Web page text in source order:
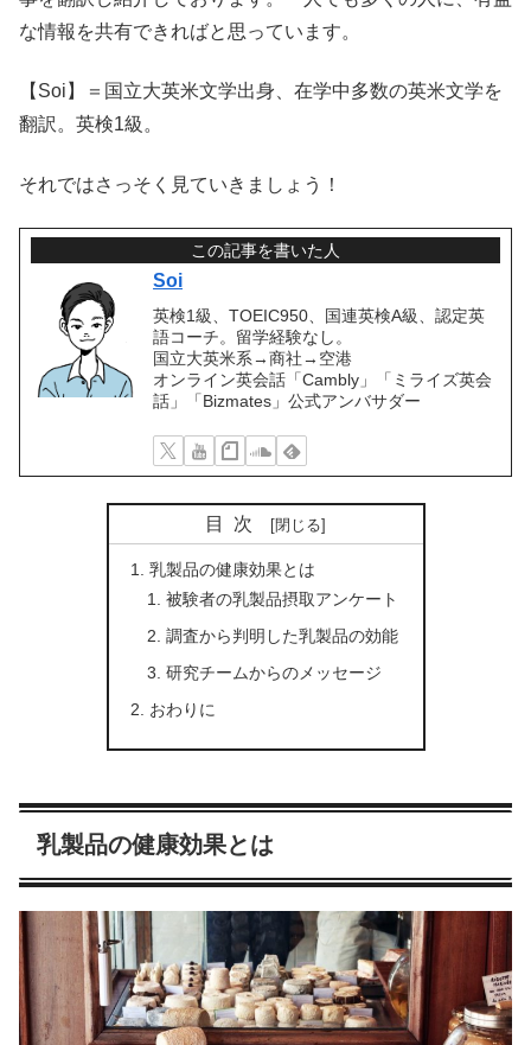
な情報を共有できればと思っています。
【Soi】＝国立大英米文学出身、在学中多数の英米文学を
翻訳。英検1級。
それではさっそく見ていきましょう！
この記事を書いた人
Soi
英検1級、TOEIC950、国連英検A級、認定英
語コーチ。留学経験なし。
国立大英米系→商社→空港
オンライン英会話「Cambly」「ミライズ英会
話」「Bizmates」公式アンバサダー
目次
乳製品の健康効果とは
被験者の乳製品摂取アンケート
調査から判明した乳製品の効能
研究チームからのメッセージ
おわりに
乳製品の健康効果とは